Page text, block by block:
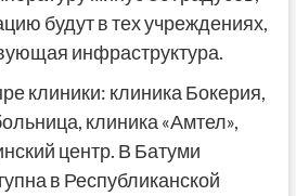
будут в тех учреждениях,
инфраструктура.
клиники: клиника Бокерия,
клиника «Амтел»,
центр. В Батуми
в Республиканской